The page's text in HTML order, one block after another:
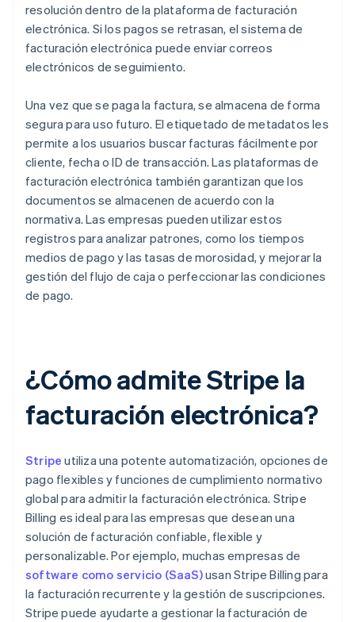
resolución dentro de la plataforma de facturación
electrónica. Si los pagos se retrasan, el sistema de
facturación electrónica puede enviar correos
electrónicos de seguimiento.
Una vez que se paga la factura, se almacena de forma
segura para uso futuro. El etiquetado de metadatos les
permite a los usuarios buscar facturas fácilmente por
cliente, fecha o ID de transacción. Las plataformas de
facturación electrónica también garantizan que los
documentos se almacenen de acuerdo con la
normativa. Las empresas pueden utilizar estos
registros para analizar patrones, como los tiempos
medios de pago y las tasas de morosidad, y mejorar la
gestión del flujo de caja o perfeccionar las condiciones
de pago.
¿Cómo admite Stripe la
facturación electrónica?
Stripe utiliza una potente automatización, opciones de
pago flexibles y funciones de cumplimiento normativo
global para admitir la facturación electrónica. Stripe
Billing es ideal para las empresas que desean una
solución de facturación confiable, flexible y
personalizable. Por ejemplo, muchas empresas de
software como servicio (SaaS)usan Stripe Billing para
la facturación recurrente y la gestión de suscripciones.
Stripe puede ayudarte a gestionar la facturación de